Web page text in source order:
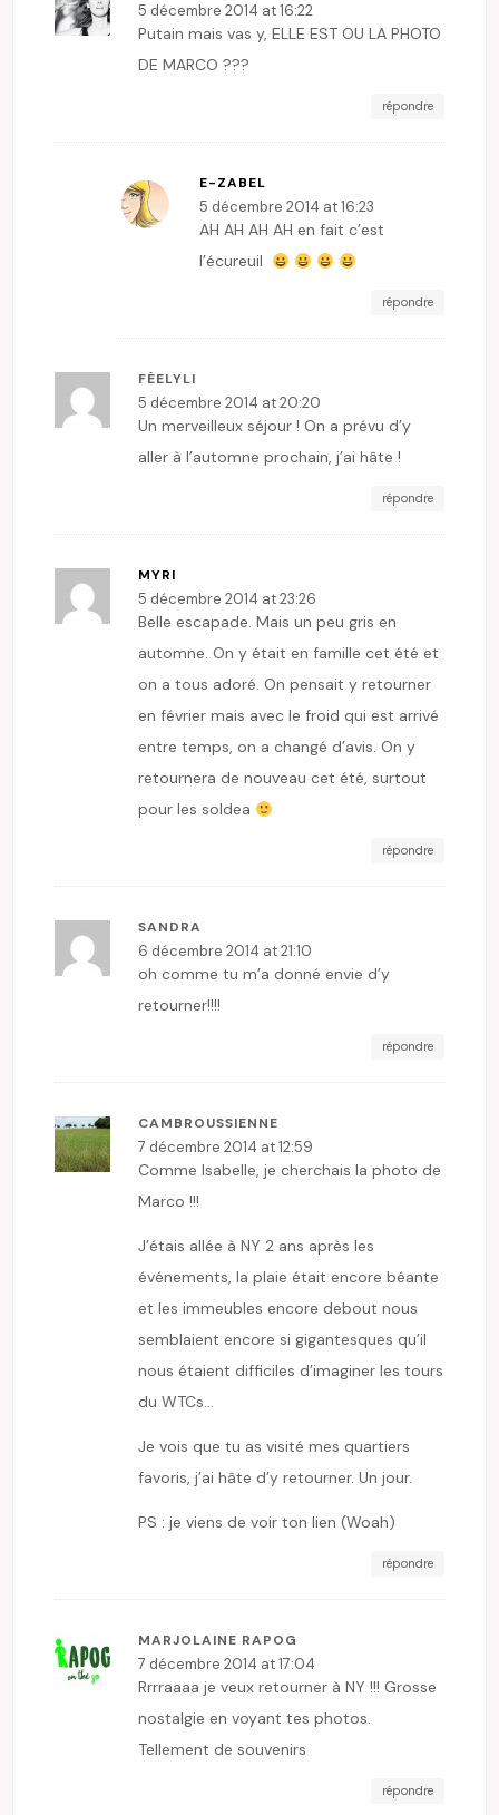
5 décembre 2014 at 16:22
Putain mais vas y, ELLE EST OU LA PHOTO
DE MARCO ???
répondre
E-ZABEL
5 décembre 2014 at 16:23
AH AH AH AH en fait c’est
l’écureuil
répondre
FÉELYLI
5 décembre 2014 at 20:20
Un merveilleux séjour ! On a prévu d’y
aller à l’automne prochain, j’ai hâte !
répondre
MYRI
5 décembre 2014 at 23:26
Belle escapade. Mais un peu gris en
automne. On y était en famille cet été et
on a tous adoré. On pensait y retourner
en février mais avec le froid qui est arrivé
entre temps, on a changé d’avis. On y
retournera de nouveau cet été, surtout
pour les soldea
répondre
SANDRA
6 décembre 2014 at 21:10
oh comme tu m’a donné envie d’y
retourner!!!!
répondre
CAMBROUSSIENNE
7 décembre 2014 at 12:59
Comme Isabelle, je cherchais la photo de
Marco !!!
J’étais allée à NY 2 ans après les
événements, la plaie était encore béante
et les immeubles encore debout nous
semblaient encore si gigantesques qu’il
nous étaient difficiles d’imaginer les tours
du WTCs…
Je vois que tu as visité mes quartiers
favoris, j’ai hâte d’y retourner. Un jour.
PS : je viens de voir ton lien (Woah)
répondre
MARJOLAINE RAPOG
7 décembre 2014 at 17:04
Rrrraaaa je veux retourner à NY !!! Grosse
nostalgie en voyant tes photos.
Tellement de souvenirs
répondre